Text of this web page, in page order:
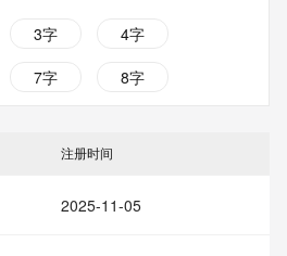
3字
4字
7字
8字
注册时间
2025-11-05